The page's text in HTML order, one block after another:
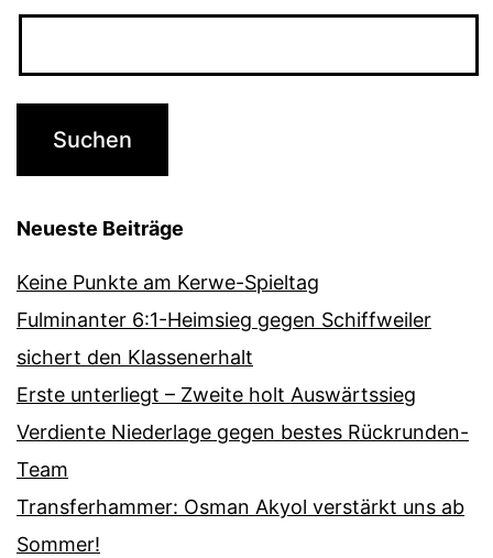
Neueste Beiträge
Keine Punkte am Kerwe-Spieltag
Fulminanter 6:1-Heimsieg gegen Schiffweiler
sichert den Klassenerhalt
Erste unterliegt – Zweite holt Auswärtssieg
Verdiente Niederlage gegen bestes Rückrunden-
Team
Transferhammer: Osman Akyol verstärkt uns ab
Sommer!